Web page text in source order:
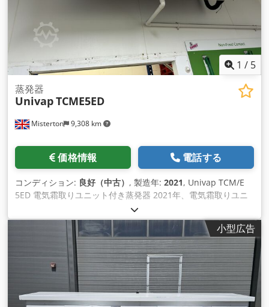
1 / 5
Misterton 9,308 km
蒸発器
UnivapTCME5ED
価格情報 電話する
コンディション: 良好（中古） , 製造年: 2021, Univap TCM/E
5ED 電気霜取りユニット付き蒸発器 2021年、電気霜取りユニ
ット付き蒸発器、制御装置と外部KD外部冷蔵庫工場付き
Dkjdpfxouliazs Aagjr
小型広告